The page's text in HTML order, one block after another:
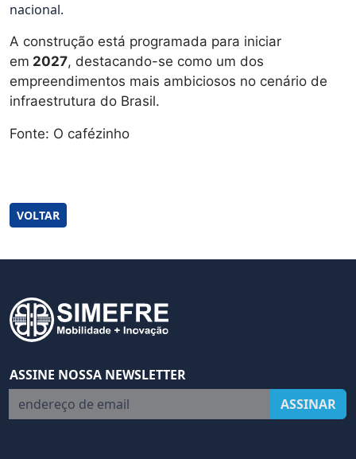
nacional.
A construção está programada para iniciar
em 2027, destacando-se como um dos
empreendimentos mais ambiciosos no cenário de
infraestrutura do Brasil.
Fonte: O cafézinho
VOLTAR
ASSINE NOSSA NEWSLETTER
endereço de email
ASSINAR